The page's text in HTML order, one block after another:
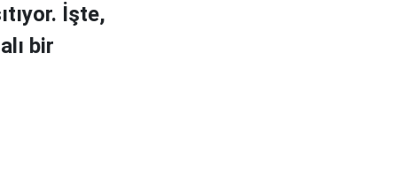
İşte,
bir